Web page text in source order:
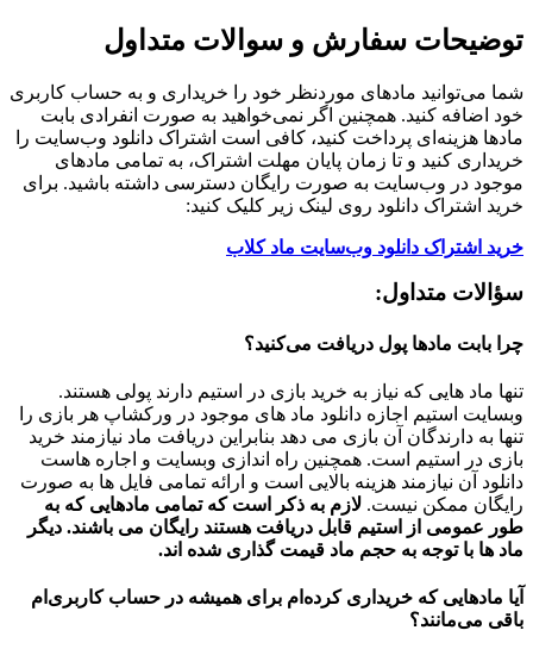
توضیحات سفارش و سوالات متداول
شما می‌توانید مادهای موردنظر خود را خریداری و به حساب کاربری
خود اضافه کنید. همچنین اگر نمی‌خواهید به صورت انفرادی بابت
مادها هزینه‌ای پرداخت کنید، کافی است اشتراک دانلود وب‌سایت را
خریداری کنید و تا زمان پایان مهلت اشتراک، به تمامی مادهای
موجود در وب‌سایت به صورت رایگان دسترسی داشته باشید. برای
خرید اشتراک دانلود روی لینک زیر کلیک کنید:
خرید اشتراک دانلود وب‌سایت ماد کلاب
سؤالات متداول:
چرا بابت مادها پول دریافت می‌کنید؟
تنها ماد هایی که نیاز به خرید بازی در استیم دارند پولی هستند.
وبسایت استیم اجازه دانلود ماد های موجود در ورکشاپ هر بازی را
تنها به دارندگان آن بازی می دهد بنابراین دریافت ماد نیازمند خرید
بازی در استیم است. همچنین راه اندازی وبسایت و اجاره هاست
دانلود آن نیازمند هزینه بالایی است و ارائه تمامی فایل ها به صورت
رایگان ممکن نیست. لازم به ذکر است که تمامی مادهایی که به
طور عمومی از استیم قابل دریافت هستند رایگان می باشند. دیگر
ماد ها با توجه به حجم ماد قیمت گذاری شده اند.
آیا مادهایی که خریداری کرده‌ام برای همیشه در حساب‌ کاربری‌ام
باقی می‌مانند؟